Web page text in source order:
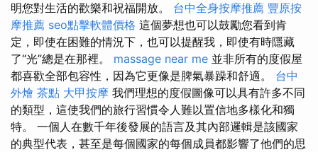
明您對生活的歡樂和祝福開放。 台中全身按摩推薦 豐原按
摩推薦 seo點擊軟體價格 這個夢想也可以鼓勵您看到肯
定，即使在困難的情況下，也可以提醒我，即使有時隱藏
了“光”總是在那裡。 massage near me 並非所有的度假屋
都喜歡全部包容性，因為它更像是脾氣暴躁和舒適。 台中
外燴 茶點 大甲按摩 我們理想的度假圖像可以具有許多不同
的類型，這使我們的旅行習慣令人難以置信地多樣化和獨
特。 一個人在數千年後發展的語言及其內部邏輯是該國家
的典型代表，甚至是每個國家的每個成員都影響了他們的思